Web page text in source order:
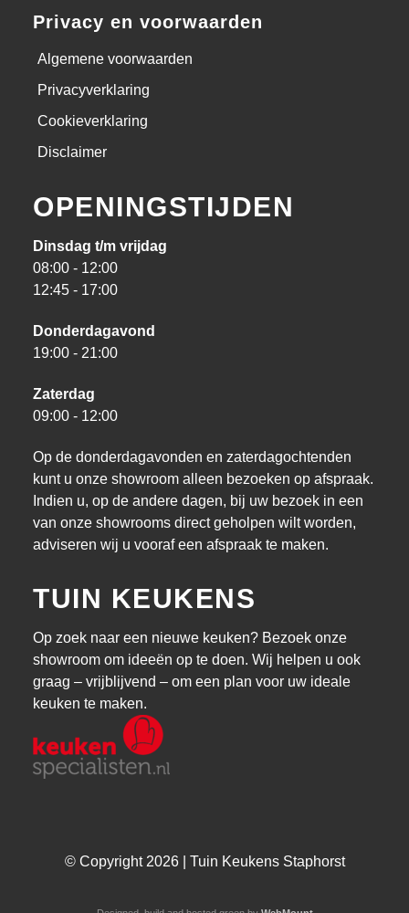
Privacy en voorwaarden
Algemene voorwaarden
Privacyverklaring
Cookieverklaring
Disclaimer
OPENINGSTIJDEN
Dinsdag t/m vrijdag
08:00 - 12:00
12:45 - 17:00
Donderdagavond
19:00 - 21:00
Zaterdag
09:00 - 12:00
Op de donderdagavonden en zaterdagochtenden
kunt u onze showroom alleen bezoeken op afspraak.
Indien u, op de andere dagen, bij uw bezoek in een
van onze showrooms direct geholpen wilt worden,
adviseren wij u vooraf een afspraak te maken.
TUIN KEUKENS
Op zoek naar een nieuwe keuken? Bezoek onze
showroom om ideeën op te doen. Wij helpen u ook
graag – vrijblijvend – om een plan voor uw ideale
keuken te maken.
© Copyright 2026 | Tuin Keukens Staphorst